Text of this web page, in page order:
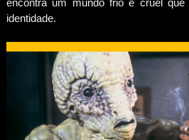
encontra um mundo frio e cruel
identidade.